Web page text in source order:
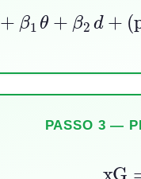
+ β1 θ+ β 2d +
PASSO 3 —